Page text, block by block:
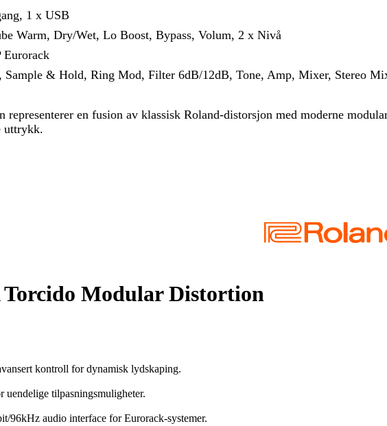
1 x USB
Warm, Dry/Wet, Lo Boost, Bypass, Volum, 2 x Nivå
Eurorack
Sample & Hold, Ring Mod, Filter 6dB/12dB, Tone, Amp, Mixer, Stereo
en fusion av klassisk Roland-distorsjon med moderne
uttrykk.
Modular Distortion
kontroll for dynamisk lydskaping.
uendelige tilpasningsmuligheter.
96kHz audio interface for Eurorack-systemer.